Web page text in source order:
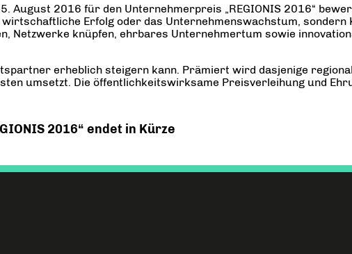
August 2016 für den Unternehmerpreis „REGIONIS 2016“
Erfolg oder das Unternehmenswachstum, sondern
Netzwerke knüpfen, ehrbares Unternehmertum sowie
erheblich steigern kann. Prämiert wird dasjenige
umsetzt. Die öffentlichkeitswirksame Preisverleihung und
2016“ endet in Kürze